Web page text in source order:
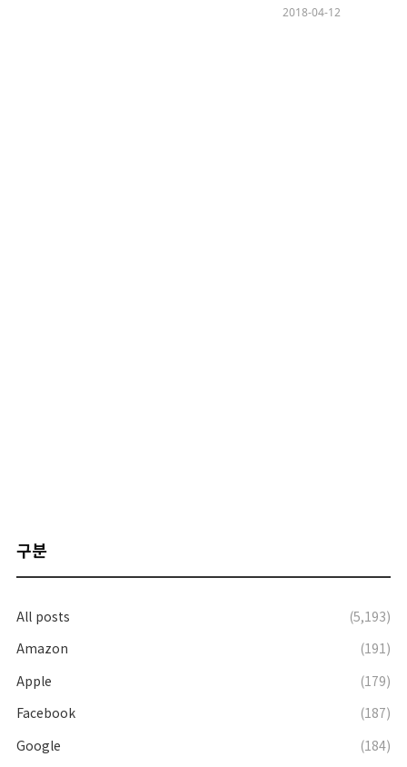
2018-04-12
구분
All posts
(5,193)
Amazon
(191)
Apple
(179)
Facebook
(187)
Google
(184)